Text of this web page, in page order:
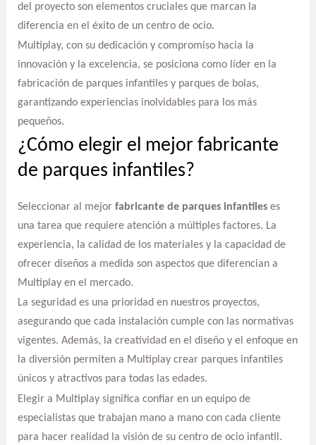
del proyecto son elementos cruciales que marcan la
diferencia en el éxito de un centro de ocio.
Multiplay, con su dedicación y compromiso hacia la
innovación y la excelencia, se posiciona como líder en la
fabricación de parques infantiles y parques de bolas,
garantizando experiencias inolvidables para los más
pequeños.
¿Cómo elegir el mejor fabricante
de parques infantiles?
Seleccionar al mejor fabricante de parques infantileses
una tarea que requiere atención a múltiples factores. La
experiencia, la calidad de los materiales y la capacidad de
ofrecer diseños a medida son aspectos que diferencian a
Multiplay en el mercado.
La seguridad es una prioridad en nuestros proyectos,
asegurando que cada instalación cumple con las normativas
vigentes. Además, la creatividad en el diseño y el enfoque en
la diversión permiten a Multiplay crear parques infantiles
únicos y atractivos para todas las edades.
Elegir a Multiplay significa confiar en un equipo de
especialistas que trabajan mano a mano con cada cliente
para hacer realidad la visión de su centro de ocio infantil.